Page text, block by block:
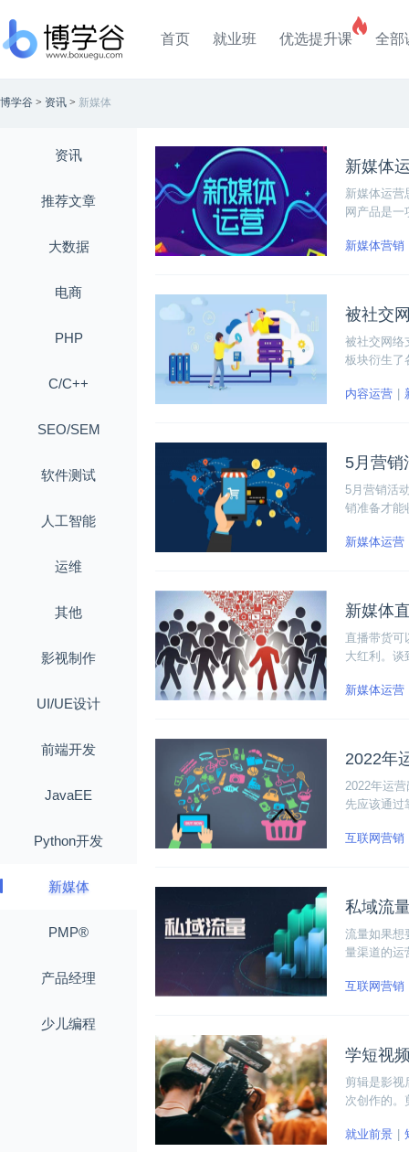
首页 就业班 优选提升课 全部
博学谷 > 资讯 > 新媒体
资讯
推荐文章
大数据
电商
PHP
C/C++
SEO/SEM
软件测试
人工智能
运维
其他
影视制作
UI/UE设计
前端开发
JavaEE
Python开发
新媒体
PMP®
产品经理
少儿编程
新媒体
新媒体运营
网产品是
周期，它根
新媒体营销
被社交
被社交网络
板块衍生了
内容运营
5月营销
5月营销活
销准备才能
新媒体运营
新媒体
直播带货可
大红利。谈
货近10亿
新媒体运营
2022年
2022年运
先应该通过
互联网营销
私域流
流量如果想
量渠道的运
互联网营销
学短视
剪辑是影视
次创作的。
就业前景